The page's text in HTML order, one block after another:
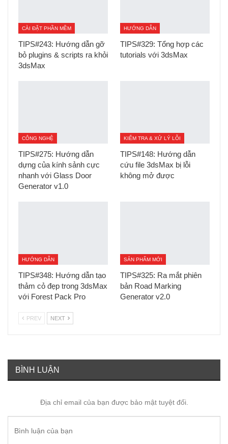
CÀI ĐẶT PHẦN MỀM
TIPS#243: Hướng dẫn gỡ
bỏ plugins & scripts ra khỏi
3dsMax
HƯỚNG DẪN
TIPS#329: Tổng hợp các
tutorials với 3dsMax
CÔNG NGHỆ
TIPS#275: Hướng dẫn
dựng của kính sảnh cực
nhanh với Glass Door
Generator v1.0
KIỂM TRA & XỬ LÝ LỖI
TIPS#148: Hướng dẫn
cứu file 3dsMax bị lỗi
không mở được
HƯỚNG DẪN
TIPS#348: Hướng dẫn tạo
thảm cỏ đẹp trong 3dsMax
với Forest Pack Pro
SẢN PHẨM MỚI
TIPS#325: Ra mắt phiên
bản Road Marking
Generator v2.0
PREV NEXT
BÌNH LUẬN
Địa chỉ email của bạn được bảo mật tuyệt đối.